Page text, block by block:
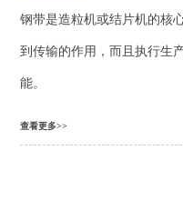
钢带是造粒机或结片机的核
到传输的作用，而且执行生
能。
查看更多>>